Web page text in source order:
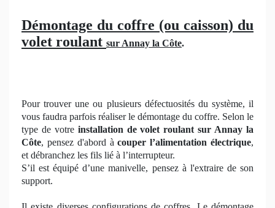
Démontage du coffre (ou caisson) du
volet roulant sur Annay la Côte.
Pour trouver une ou plusieurs défectuosités du système, il
vous faudra parfois réaliser le démontage du coffre. Selon le
type de votre installation de volet roulant sur Annay la
Côte, pensez d'abord àcouper l’alimentation électrique,
et débranchez les fils lié à l’interrupteur.
S’il est équipé d’une manivelle, pensez à l'extraire de son
support.